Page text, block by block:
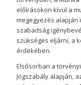
előírásokon kívül a
megegyezés alapján
szabadság
szükséges eljárni, a
érdekében.
Elsősorban a
Jogszabály alapján,